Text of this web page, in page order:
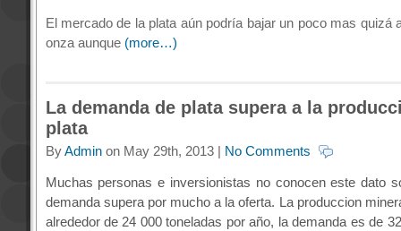
El mercado de la plata aún podría bajar un poco mas quizá
onza aunque (more…)
La demanda de plata supera a la
plata
ByAdminon May 29th, 2013 | No Comments
Muchas personas e inversionistas no conocen este dato
demanda supera por mucho a la oferta. La produccion
alrededor de 24 000 toneladas por año, la demanda es de